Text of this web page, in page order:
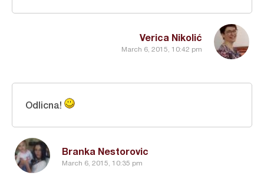
Verica Nikolić
March 6, 2015, 10:42 pm
Branka Nestorovic
March 6, 2015, 10:35 pm
Odlicna!